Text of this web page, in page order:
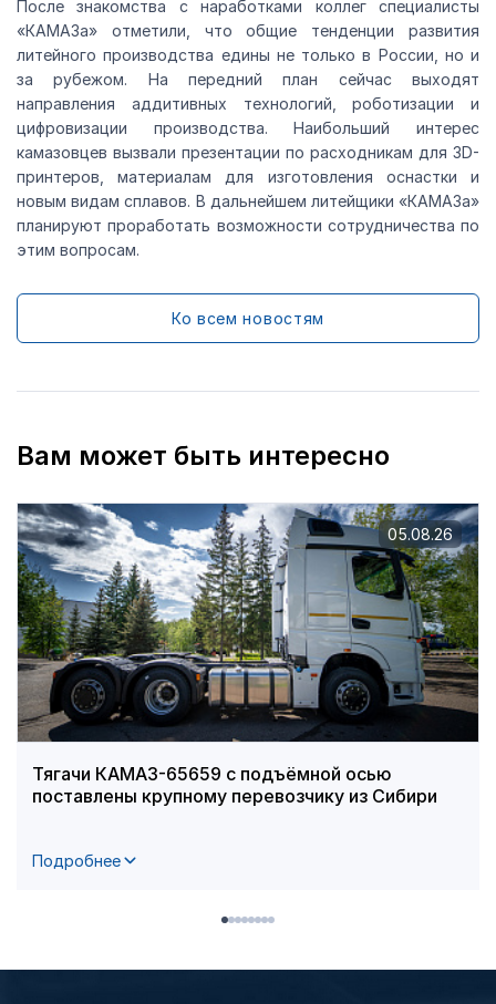
После знакомства с наработками коллег специалисты
«КАМАЗа» отметили, что общие тенденции развития
литейного производства едины не только в России, но и
за рубежом. На передний план сейчас выходят
направления аддитивных технологий, роботизации и
цифровизации производства. Наибольший интерес
камазовцев вызвали презентации по расходникам для 3D-
принтеров, материалам для изготовления оснастки и
новым видам сплавов. В дальнейшем литейщики «КАМАЗа»
планируют проработать возможности сотрудничества по
этим вопросам.
Ко всем новостям
Вам может быть интересно
Тягачи КАМАЗ-65659 с подъёмной осью
поставлены крупному перевозчику из Сибири
Подробнее
05.08.26